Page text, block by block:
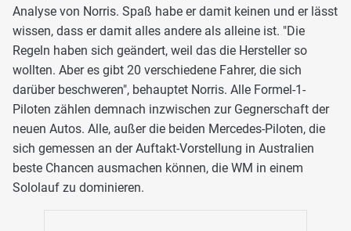
Analyse von Norris. Spaß habe er damit keinen und er lässt
wissen, dass er damit alles andere als alleine ist. "Die
Regeln haben sich geändert, weil das die Hersteller so
wollten. Aber es gibt 20 verschiedene Fahrer, die sich
darüber beschweren", behauptet Norris. Alle Formel-1-
Piloten zählen demnach inzwischen zur Gegnerschaft der
neuen Autos. Alle, außer die beiden Mercedes-Piloten, die
sich gemessen an der Auftakt-Vorstellung in Australien
beste Chancen ausmachen können, die WM in einem
Sololauf zu dominieren.